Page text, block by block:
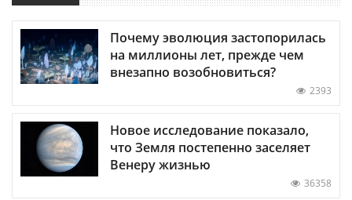
Почему эволюция застопорилась
на миллионы лет, прежде чем
внезапно возобновиться?
2393
Новое исследование показало,
что Земля постепенно заселяет
Венеру жизнью
36358